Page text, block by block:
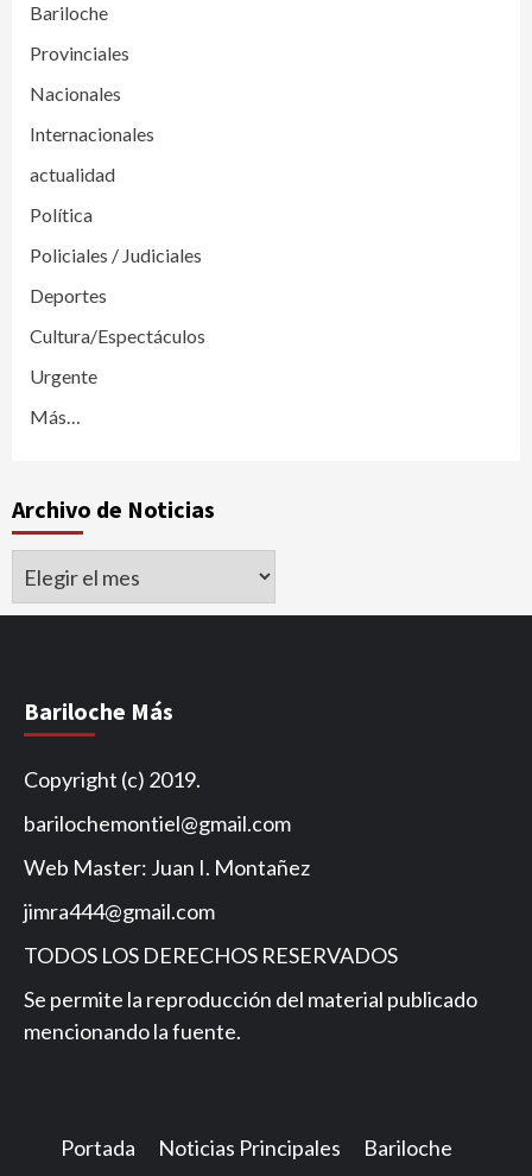
Bariloche
Provinciales
Nacionales
Internacionales
actualidad
Política
Policiales / Judiciales
Deportes
Cultura/Espectáculos
Urgente
Más…
Archivo de Noticias
Archivo
Bariloche Más
Copyright (c) 2019.
barilochemontiel@gmail.com
Web Master: Juan I. Montañez
jimra444@gmail.com
TODOS LOS DERECHOS RESERVADOS
Se permite la reproducción del material publicado
mencionando la fuente.
Portada Noticias Principales Bariloche